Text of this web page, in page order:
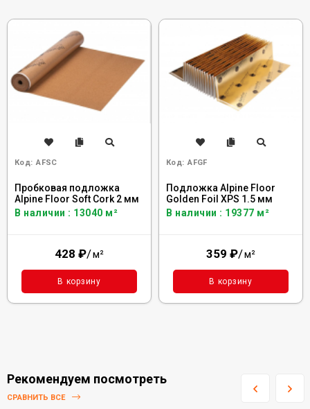
Код: AFSC
Пробковая подложка
Alpine Floor Soft Cork 2 мм
В наличии : 13040 м²
428 ₽/м²
В корзину
Код: AFGF
Подложка Alpine Floor
Golden Foil XPS 1.5 мм
В наличии : 19377 м²
359 ₽/м²
В корзину
Рекомендуем посмотреть
СРАВНИТЬ ВСЕ